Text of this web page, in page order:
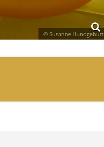
© Susanne Hundgeburt